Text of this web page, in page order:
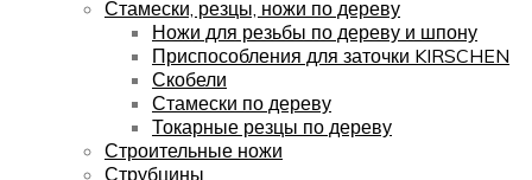
Стамески, резцы, ножи по дереву
Ножи для резьбы по дереву и шпону
Приспособления для заточки KIRSCHEN
Скобели
Стамески по дереву
Токарные резцы по дереву
Строительные ножи
Струбцины